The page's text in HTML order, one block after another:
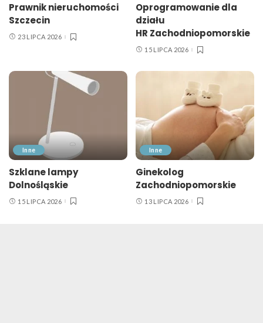
Prawnik nieruchomości
Szczecin
23 LIPCA 2026
Oprogramowanie dla
działu
HR Zachodniopomorskie
15 LIPCA 2026
Inne
Szklane lampy
Dolnośląskie
15 LIPCA 2026
Inne
Ginekolog
Zachodniopomorskie
13 LIPCA 2026